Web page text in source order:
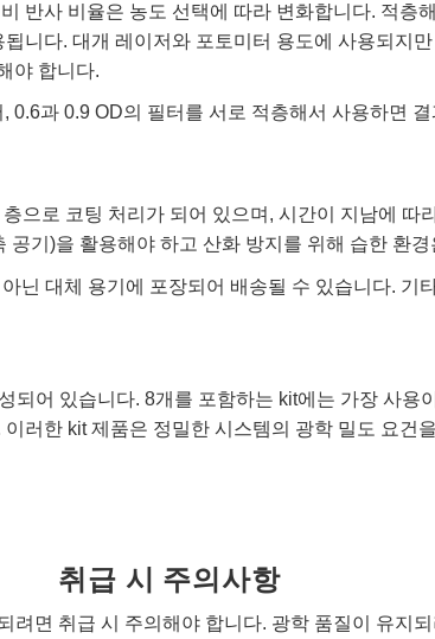
반사 비율은 농도 선택에 따라 변화합니다. 적층
니다. 대개 레이저와 포토미터 용도에 사용되지
야 합니다.
과 0.9 OD의 필터를 서로 적층해서 사용하면
으로 코팅 처리가 되어 있으며, 시간이 지남에
기)을 활용해야 하고 산화 방지를 위해 습한 환
닌 대체 용기에 포장되어 배송될 수 있습니다. 기
어 있습니다. 8개를 포함하는 kit에는 가장 사용
러한 kit 제품은 정밀한 시스템의 광학 밀도 요건
취급 시 주의사항
면 취급 시 주의해야 합니다. 광학 품질이 유지되